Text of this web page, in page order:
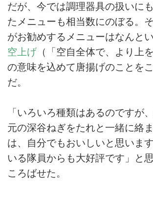
だが、今では調理器具の扱いに
たメニューも相当数にのぼる。
がお勧めするメニューはなんと
空上げ（「空自全体で、より上
の意味を込めて唐揚げのことをこ
だ。
「いろいろ種類はあるのですが
元の深谷ねぎをたれと一緒に絡
は、自分でもおいしいと思いま
いる隊員からも大好評です」と
ころばせた。